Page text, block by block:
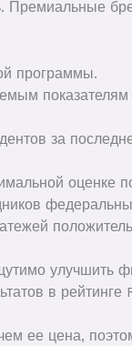
Премиальные
программы.
за
оценке
улучшить
в рейтинге
ее цена,